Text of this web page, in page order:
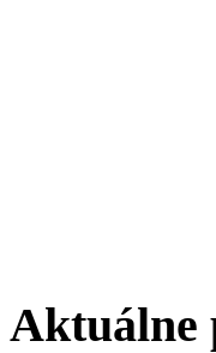
Aktuálne